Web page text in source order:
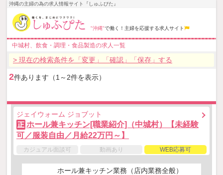
沖縄の主婦の為の求人情報サイト『しゅふぴた』
"沖縄"で働く！主婦を応援する求人サイト
中城村、飲食・調理・食品製造の求人一覧
> 現在の検索条件を「変更」「確認」「保存」する
2件あります（1～2件を表示）
ジェイウォーム ジョブット
正 ホール兼キッチン[職業紹介]（中城村）【未経験
可／服装自由／月給22万円～】
カジュアル面談可 動画あり WEB応募可
ホール兼キッチン業務（店内業務全般）